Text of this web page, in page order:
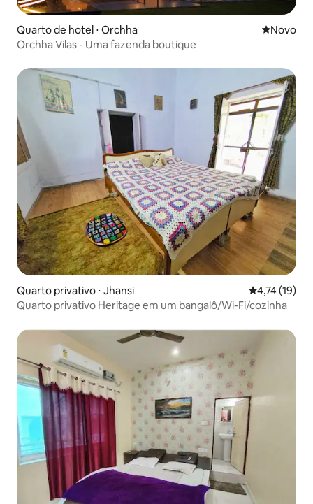
Quarto de hotel ⋅ Orchha Novo
Novo
Orchha Vilas - Uma fazenda boutique
Quarto privativo ⋅ Jhansi 4,74 de uma
4,74 (19)
Quarto privativo Heritage em um bangalô/Wi-Fi/cozinha